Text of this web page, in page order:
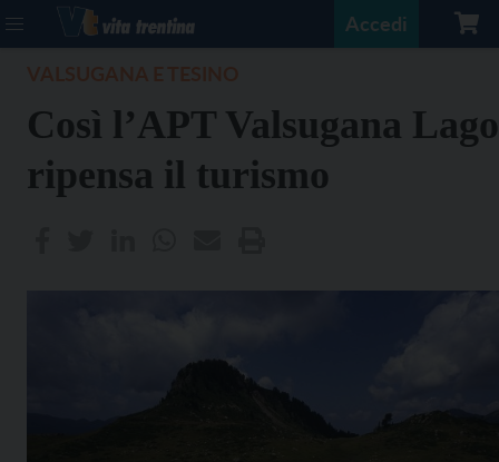
Accedi
Così l’APT Valsugana
ripensa il turismo